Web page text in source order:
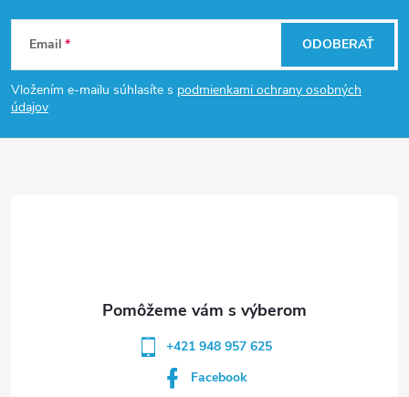
Z
á
p
Email
Vložením e-mailu súhlasíte s podmienkami ochrany osobných
údajov
ODOBERAŤ
+421 948 957 625
Facebook